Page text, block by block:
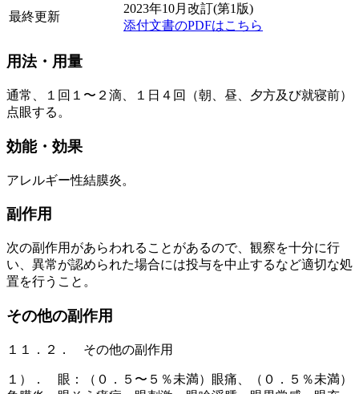
最終更新
2023年10月改訂(第1版)
添付文書のPDFはこちら
用法・用量
通常、１回１〜２滴、１日４回（朝、昼、夕方及び就寝前）
点眼する。
効能・効果
アレルギー性結膜炎。
副作用
次の副作用があらわれることがあるので、観察を十分に行
い、異常が認められた場合には投与を中止するなど適切な処
置を行うこと。
その他の副作用
１１．２． その他の副作用
１）． 眼：（０．５〜５％未満）眼痛、（０．５％未満）